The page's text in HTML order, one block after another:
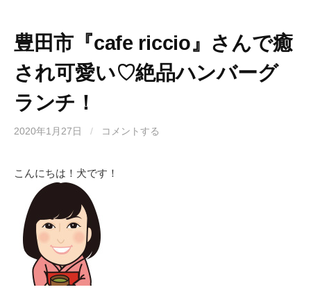
豊田市『cafe riccio』さんで癒
され可愛い♡絶品ハンバーグ
ランチ！
2020年1月27日 / コメントする
こんにちは！犬です！